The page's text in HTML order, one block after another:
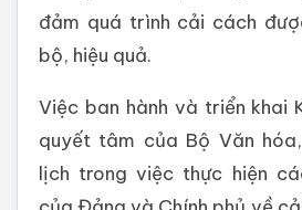
đảm quá trình cải cách
bộ, hiệu quả.
Việc ban hành và triển khai
quyết tâm của Bộ Văn
lịch trong việc thực hiện